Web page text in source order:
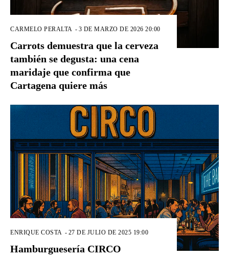
CARMELO PERALTA - 3 DE MARZO DE 2026 20:00
Carrots demuestra que la cerveza
también se degusta: una cena
maridaje que confirma que
Cartagena quiere más
ENRIQUE COSTA - 27 DE JULIO DE 2025 19:00
Hamburguesería CIRCO